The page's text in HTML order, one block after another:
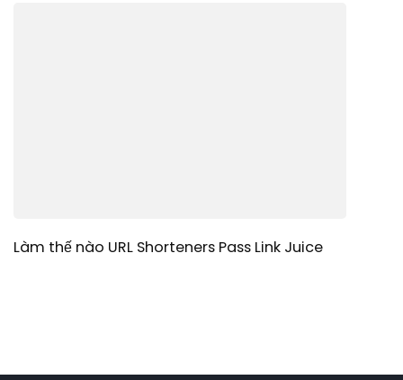
Làm thế nào URL Shorteners Pass Link Juice